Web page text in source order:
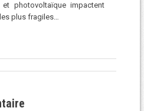
photovoltaïque impactent
plus fragiles…